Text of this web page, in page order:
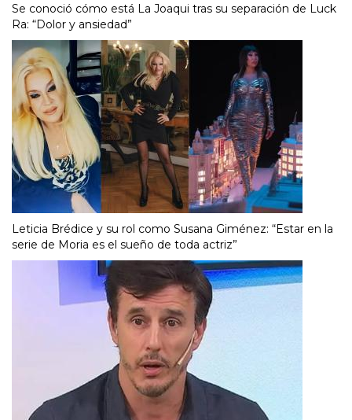
Se conoció cómo está La Joaqui tras su separación de Luck
Ra: “Dolor y ansiedad”
Leticia Brédice y su rol como Susana Giménez: “Estar en la
serie de Moria es el sueño de toda actriz”